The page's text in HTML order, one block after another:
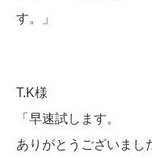
す。」
T.K様
「早速試します。
ありがとうございまし